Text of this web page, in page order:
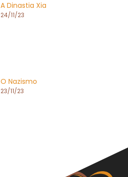
A Dinastia Xia
24/11/23
O Nazismo
23/11/23